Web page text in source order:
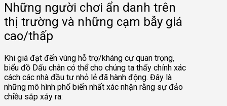
Những người chơi ẩn danh trên
thị trường và những cạm bẫy giá
cao/thấp
Khi giá đạt đến vùng hỗ trợ/kháng cự quan trọng,
biểu đồ Dấu chân có thể cho chúng ta thấy chính xác
cách các nhà đầu tư nhỏ lẻ đã hành động. Đây là
những mô hình phổ biến nhất xác nhận rằng sự đảo
chiều sắp xảy ra: